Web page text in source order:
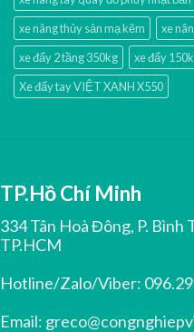
xe nâng thủy sản mạ kẽm
xe
xe đẩy 2 tầng 350kg
xe đẩy
Xe đẩy tay VIỆT XANH X550
TP.Hồ Chí Minh
334 Tân Hoà Đông, P. Bình
TP.HCM
Hotline/Zalo/Viber:
Email: